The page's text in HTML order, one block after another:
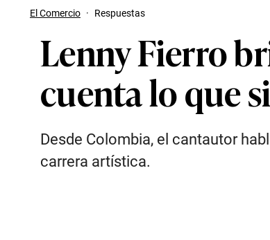
El Comercio · Respuestas
Lenny Fierro
cuenta lo que
Desde Colombia, el cantautor
carrera artística.